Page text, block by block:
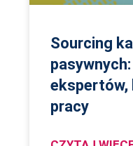
Sourcing
ekspertów,
pracy